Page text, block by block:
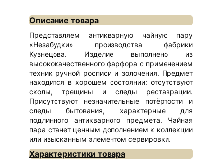
Описание товара
Представляем антикварную чайную пару
«Незабудки» производства фабрики
Кузнецова. Изделие выполнено из
высококачественного фарфора с применением
техник ручной росписи и золочения. Предмет
находится в хорошем состоянии: отсутствуют
сколы, трещины и следы реставрации.
Присутствуют незначительные потёртости и
следы бытования, характерные для
подлинного антикварного предмета. Чайная
пара станет ценным дополнением к коллекции
или изысканным элементом сервировки.
Характеристики товара